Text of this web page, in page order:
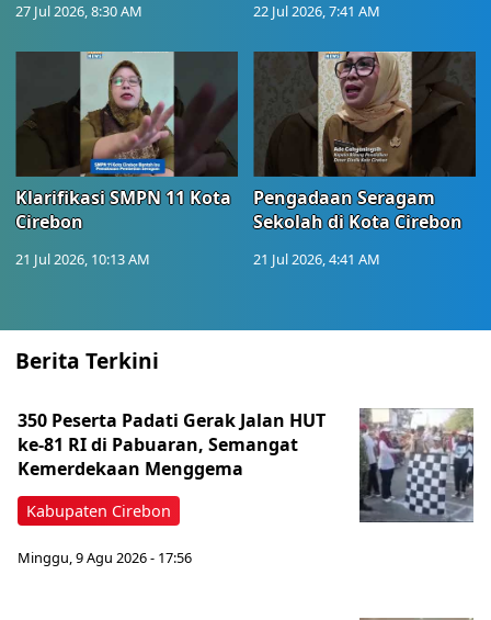
27 Jul 2026, 8:30 AM 22 Jul 2026, 7:41 AM
Klarifikasi SMPN 11 Kota
Cirebon
21 Jul 2026, 10:13 AM
Pengadaan Seragam
Sekolah di Kota Cirebon
21 Jul 2026, 4:41 AM
Berita Terkini
Kabupaten Cirebon
350 Peserta Padati Gerak Jalan HUT
ke-81 RI di Pabuaran, Semangat
Kemerdekaan Menggema
Minggu, 9 Agu 2026 - 17:56